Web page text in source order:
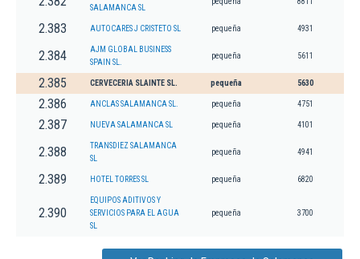
SALAMANCA SL
2.383 AUTOCARES J CRISTETO SL pequeña 4931
2.384
AJM GLOBAL BUSINESS
SPAIN SL.
pequeña 5611
2.385 CERVECERIA SLAINTE SL. pequeña 5630
2.386 ANCLAS SALAMANCA SL. pequeña 4751
2.387 NUEVA SALAMANCA SL pequeña 4101
2.388
TRANSDIEZ SALAMANCA
SL
pequeña 4941
2.389 HOTEL TORRES SL pequeña 6820
2.390
EQUIPOS ADITIVOS Y
SERVICIOS PARA EL AGUA
SL
pequeña 3700